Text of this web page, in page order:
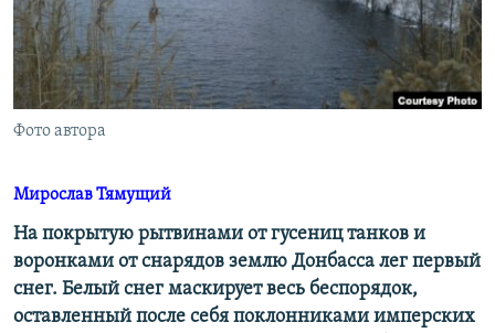
ПОБЕДИТЕЛЕЙ НЕ СУДЯТ?
КРЫМ.НЕПОКОРЕННЫЙ
ELIFBE
УКРАИНСКАЯ ПРОБЛЕМА КРЫМА
ПРИСОЕДИНЯЙТЕСЬ!
Фото автора
Мирослав Тямущий
На покрытую рытвинами от гусениц танков и
воронками от снарядов землю Донбасса лег первый
снег. Белый снег маскирует весь беспорядок,
оставленный после себя поклонниками имперских